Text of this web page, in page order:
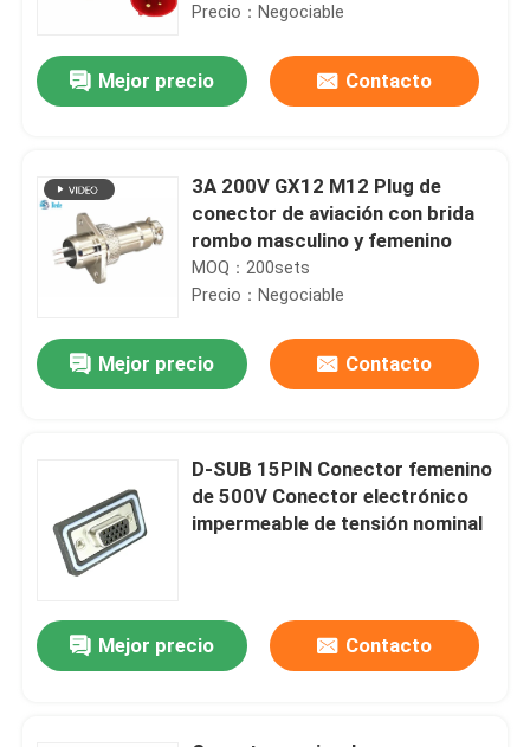
Precio：Negociable
Mejor precio Contacto
3A 200V GX12 M12 Plug de
conector de aviación con brida
rombo masculino y femenino
MOQ：200sets
Precio：Negociable
Mejor precio Contacto
D-SUB 15PIN Conector femenino
de 500V Conector electrónico
impermeable de tensión nominal
Mejor precio Contacto